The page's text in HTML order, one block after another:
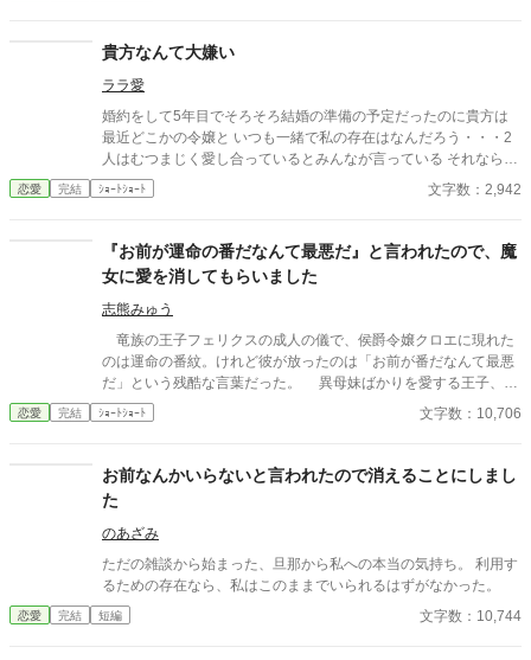
貴方なんて大嫌い
ララ愛
婚約をして5年目でそろそろ結婚の準備の予定だったのに貴方は
最近どこかの令嬢と いつも一緒で私の存在はなんだろう・・・2
人はむつまじく愛し合っているとみんなが言っている それなら私
はもういいです・・・貴方なんて大嫌い
恋愛 完結 ｼｮｰﾄｼｮｰﾄ 文字数：2,942
『お前が運命の番だなんて最悪だ』と言われたので、魔
女に愛を消してもらいました
志熊みゅう
竜族の王子フェリクスの成人の儀で、侯爵令嬢クロエに現れた
のは運命の番紋。けれど彼が放ったのは「お前が番だなんて最悪
だ」という残酷な言葉だった。 異母妹ばかりを愛する王子、家
族に疎まれる日々に耐えきれなくなったクロエは、半地下に住む
魔女へ願う。「この愛を消してください」と。 恋も嫉妬も失
から使者が現れる。異母妹の魅了が暴かれ、王子は今さら真実の
愛を誓うが、クロエの心にはもう何も響かない。愛されなかった
令嬢と、愛を取り戻したい竜王子。番たちの行く末は――。
恋愛 完結 ｼｮｰﾄｼｮｰﾄ 文字数：10,706
お前なんかいらないと言われたので消えることにしまし
た
のあざみ
ただの雑談から始まった、旦那から私への本当の気持ち。 利用す
るための存在なら、私はこのままでいられるはずがなかった。
恋愛 完結 短編 文字数：10,744